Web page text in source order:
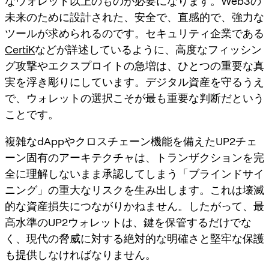
未来のために設計された、安全で、直感的で、強力な
ツールが求められるのです。セキュリティ企業である
CertiKなどが詳述しているように、高度なフィッシン
グ攻撃やエクスプロイトの急増は、ひとつの重要な真
実を浮き彫りにしています。デジタル資産を守るうえ
で、ウォレットの選択こそが最も重要な判断だという
ことです。
複雑なdAppやクロスチェーン機能を備えたUP2チェ
ーン固有のアーキテクチャは、トランザクションを完
全に理解しないまま承認してしまう「ブラインドサイ
ニング」の重大なリスクを生み出します。これは壊滅
的な資産損失につながりかねません。したがって、最
高水準のUP2ウォレットは、鍵を保管するだけでな
く、現代の脅威に対する絶対的な明確さと堅牢な保護
も提供しなければなりません。